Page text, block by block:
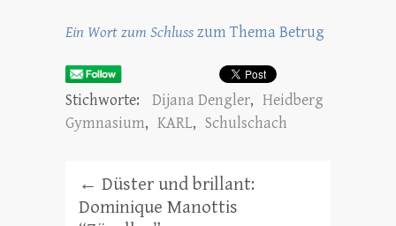
Ein Wort zum Schlusszum Thema Betrug
Stichworte: Dijana Dengler, Heidberg
Gymnasium, KARL, Schulschach
← Düster und brillant:
Dominique Manottis